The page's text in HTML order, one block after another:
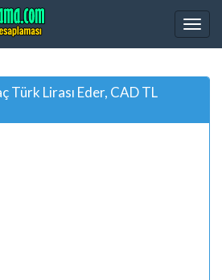
Türk Lirası Eder, CAD TL